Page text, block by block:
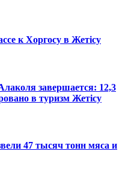
к Хоргосу в Жетісу
завершается: 12,3
в туризм Жетісу
47 тысяч тонн мяса и